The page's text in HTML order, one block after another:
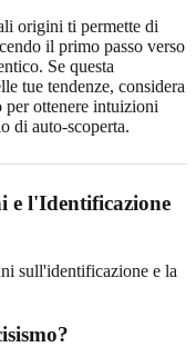
origini ti permette di
il primo passo verso
Se questa
tue tendenze, considera
per ottenere intuizioni
di auto-scoperta.
e l'Identificazione
sull'identificazione e la